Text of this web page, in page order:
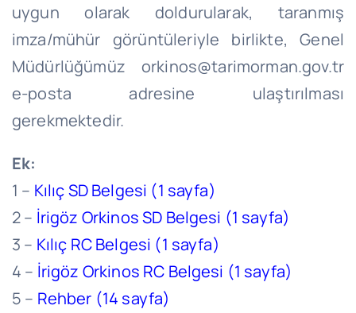
uygun olarak doldurularak, taranmış
imza/mühür görüntüleriyle birlikte, Genel
Müdürlüğümüz orkinos@tarimorman.gov.tr
e-posta adresine ulaştırılması
gerekmektedir.
Ek:
1 – Kılıç SD Belgesi (1 sayfa)
2 – İrigöz Orkinos SD Belgesi (1 sayfa)
3 – Kılıç RC Belgesi (1 sayfa)
4 – İrigöz Orkinos RC Belgesi (1 sayfa)
5 – Rehber (14 sayfa)